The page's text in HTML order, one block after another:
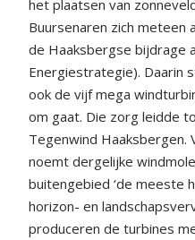
het plaatsen van
Buursenaren zich meteen
de Haaksbergse bijdrage
Energiestrategie). Daarin
ook de vijf mega
om gaat. Die zorg leidde
Tegenwind
noemt dergelijke
buitengebied ‘de meeste
horizon- en
produceren de turbines